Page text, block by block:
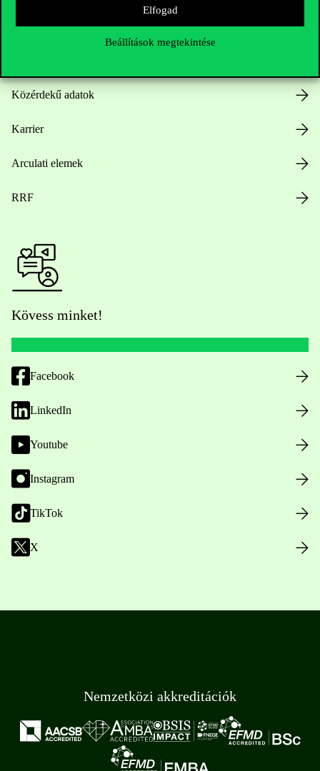
Elfogad
Beállítások megtekintése
Nyitvatartás
Közérdekű adatok
Karrier
Arculati elemek
RRF
Kövess minket!
Facebook
LinkedIn
Youtube
Instagram
TikTok
X
Nemzetközi akkreditációk